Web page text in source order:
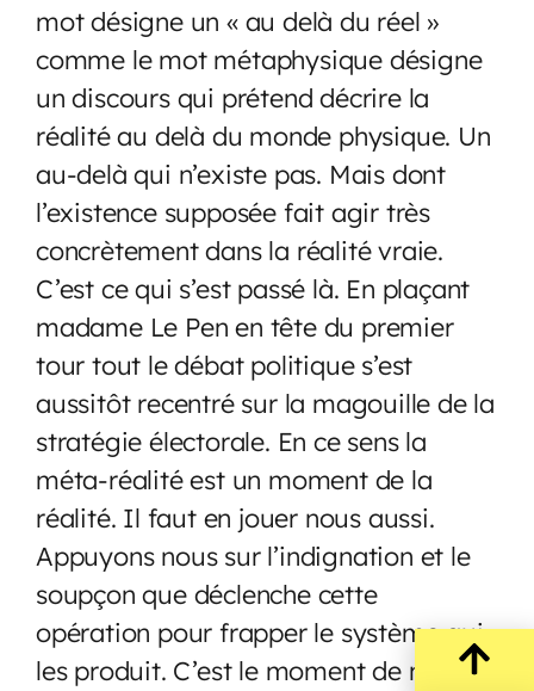
mot désigne un « au delà du réel »
comme le mot métaphysique désigne
un discours qui prétend décrire la
réalité au delà du monde physique. Un
au-delà qui n’existe pas. Mais dont
l’existence supposée fait agir très
concrètement dans la réalité vraie.
C’est ce qui s’est passé là. En plaçant
madame Le Pen en tête du premier
tour tout le débat politique s’est
aussitôt recentré sur la magouille de la
stratégie électorale. En ce sens la
méta-réalité est un moment de la
réalité. Il faut en jouer nous aussi.
Appuyons nous sur l’indignation et le
soupçon que déclenche cette
opération pour frapper le système qui
les produit. C’est le moment de militer